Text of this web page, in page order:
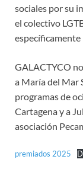
sociales por su
el colectivo
específicamente
GALACTYCO
a María del Mar
programas de
Cartagena y a
asociación
premiados 2025